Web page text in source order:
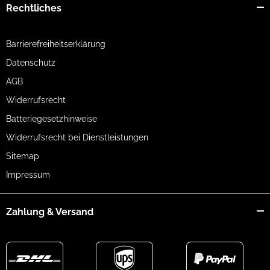
Rechtliches
Barrierefreiheitserklärung
Datenschutz
AGB
Widerrufsrecht
Batteriegesetzhinweise
Widerrufsrecht bei Dienstleistungen
Sitemap
Impressum
Zahlung & Versand